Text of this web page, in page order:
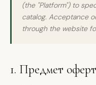
(the "Platform") to
catalog. Acceptance
through the website
1. Предмет